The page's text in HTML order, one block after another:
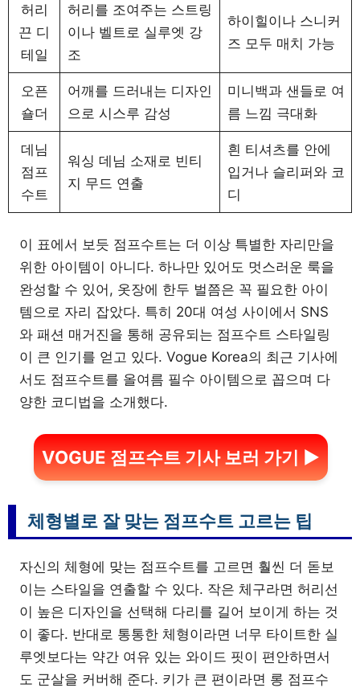
허리
끈 디
테일
허리를 조여주는 스트링
이나 벨트로 실루엣 강
조
하이힐이나 스니커
즈 모두 매치 가능
오픈
숄더
어깨를 드러내는 디자인
으로 시스루 감성
미니백과 샌들로 여
름 느낌 극대화
데님
점프
수트
워싱 데님 소재로 빈티
지 무드 연출
흰 티셔츠를 안에
입거나 슬리퍼와 코
디
이 표에서 보듯 점프수트는 더 이상 특별한 자리만을
위한 아이템이 아니다. 하나만 있어도 멋스러운 룩을
완성할 수 있어, 옷장에 한두 벌쯤은 꼭 필요한 아이
템으로 자리 잡았다. 특히 20대 여성 사이에서 SNS
와 패션 매거진을 통해 공유되는 점프수트 스타일링
이 큰 인기를 얻고 있다. Vogue Korea의 최근 기사에
서도 점프수트를 올여름 필수 아이템으로 꼽으며 다
양한 코디법을 소개했다.
VOGUE 점프수트 기사 보러 가기 ▶
체형별로 잘 맞는 점프수트 고르는 팁
자신의 체형에 맞는 점프수트를 고르면 훨씬 더 돋보
이는 스타일을 연출할 수 있다. 작은 체구라면 허리선
이 높은 디자인을 선택해 다리를 길어 보이게 하는 것
이 좋다. 반대로 통통한 체형이라면 너무 타이트한 실
루엣보다는 약간 여유 있는 와이드 핏이 편안하면서
도 군살을 커버해 준다. 키가 큰 편이라면 롱 점프수